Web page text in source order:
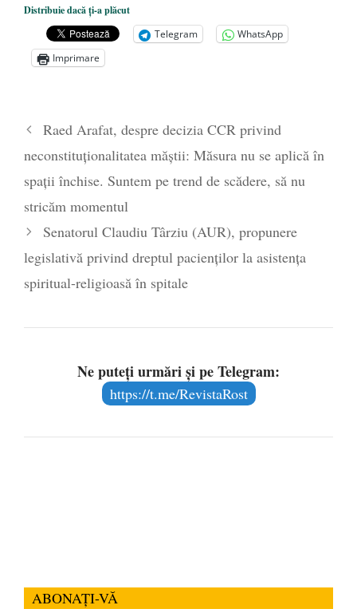
amazoniană, pentru summitul climatic
COP30 - 14 martie 2025
Alegeri controlate
Distribuie dacă ți-a plăcut
Telegram
WhatsApp
Imprimare
Raed Arafat, despre decizia CCR privind
neconstituționalitatea măștii: Măsura nu se aplică în
spații închise. Suntem pe trend de scădere, să nu
stricăm momentul
Senatorul Claudiu Târziu (AUR), propunere
legislativă privind dreptul pacienților la asistenţa
spiritual-religioasă în spitale
Ne puteți urmări și pe Telegram:
https://t.me/RevistaRost
ABONAȚI-VĂ